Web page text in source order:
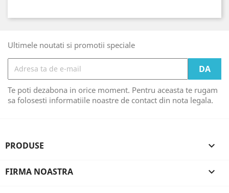
Ultimele noutati si promotii speciale
Te poti dezabona in orice moment. Pentru aceasta te rugam
sa folosesti informatiile noastre de contact din nota legala.
PRODUSE 
FIRMA NOASTRA 